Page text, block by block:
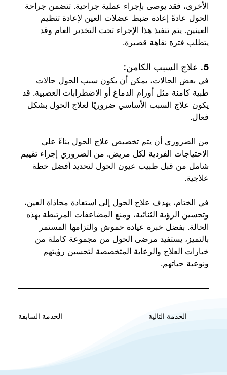
الأخرى، فقد يوصى بإجراء عملية جراحية. تتضمن جراحة
الحول عادةً إعادة ضبط عضلات العين لإعادة تنظيم
العينين. يتم تنفيذ هذا الإجراء تحت التخدير العام وقد
يتطلب فترة نقاهة قصيرة.
5. علاج السبب الكامن:
في بعض الحالات، يمكن أن يكون سبب الحول حالات
طبية كامنة مثل أورام الدماغ أو الاضطرابات العصبية. قد
يكون علاج السبب الأساسي ضروريًا لعلاج الحول بشكل
فعال.
من الضروري أن يتم تخصيص علاج الحول بناءً على
الاحتياجات الفردية لكل مريض. من الضروري إجراء تقييم
شامل من قبل طبيب عيون الحول لتحديد أفضل خطة
علاجية.
في الختام، يهدف علاج الحول إلى استعادة محاذاة العين،
وتحسين الرؤية الثنائية، ومنع المضاعفات المرتبطة بهذه
الحالة. بفضل خبرة عيادة حموش والتزامها المستمر
بالتميز، يستفيد مرضى الحول من مجموعة كاملة من
خيارات العلاج والرعاية المتخصصة لتحسين رؤيتهم
ونوعية حياتهم.
الخدمة التالية الخدمة السابقة